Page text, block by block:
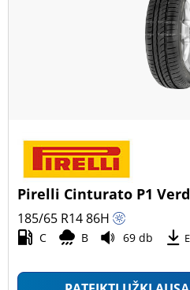
Pirelli Cinturato P1
185/65 R1486H
C B 69 db